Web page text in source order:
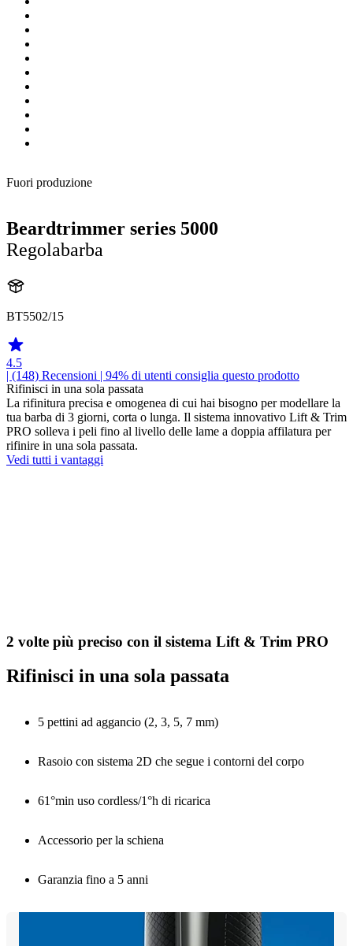
Fuori produzione
Beardtrimmer series 5000
Regolabarba
BT5502/15
4.5
| (148) Recensioni | 94% di utenti consiglia questo prodotto
Rifinisci in una sola passata
La rifinitura precisa e omogenea di cui hai bisogno per modellare la
tua barba di 3 giorni, corta o lunga. Il sistema innovativo Lift & Trim
PRO solleva i peli fino al livello delle lame a doppia affilatura per
rifinire in una sola passata.
Vedi tutti i vantaggi
2 volte più preciso con il sistema Lift & Trim PRO
Rifinisci in una sola passata
5 pettini ad aggancio (2, 3, 5, 7 mm)
Rasoio con sistema 2D che segue i contorni del corpo
61°min uso cordless/1°h di ricarica
Accessorio per la schiena
Garanzia fino a 5 anni